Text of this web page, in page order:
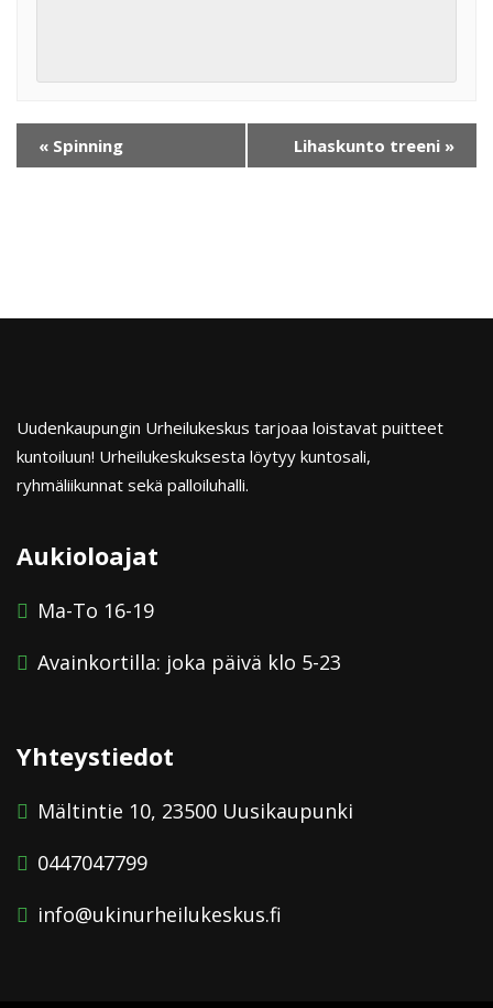
« Spinning Lihaskunto treeni »
Uudenkaupungin Urheilukeskus tarjoaa loistavat puitteet
kuntoiluun! Urheilukeskuksesta löytyy kuntosali,
ryhmäliikunnat sekä palloiluhalli.
Aukioloajat
Ma-To 16-19
Avainkortilla: joka päivä klo 5-23
Yhteystiedot
Mältintie 10, 23500 Uusikaupunki
0447047799
info@ukinurheilukeskus.fi